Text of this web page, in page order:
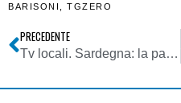
BARISONI
TGZERO
PRECEDENTE
Tv locali. Sardegna: la parola a Giovanni Francesco Angius, editore della Tv di Sassari Telegì, in occasione della ricorrenza dei 30 anni dell’emittente